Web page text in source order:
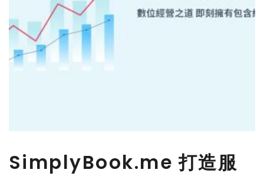
SimplyBook.me 打造服